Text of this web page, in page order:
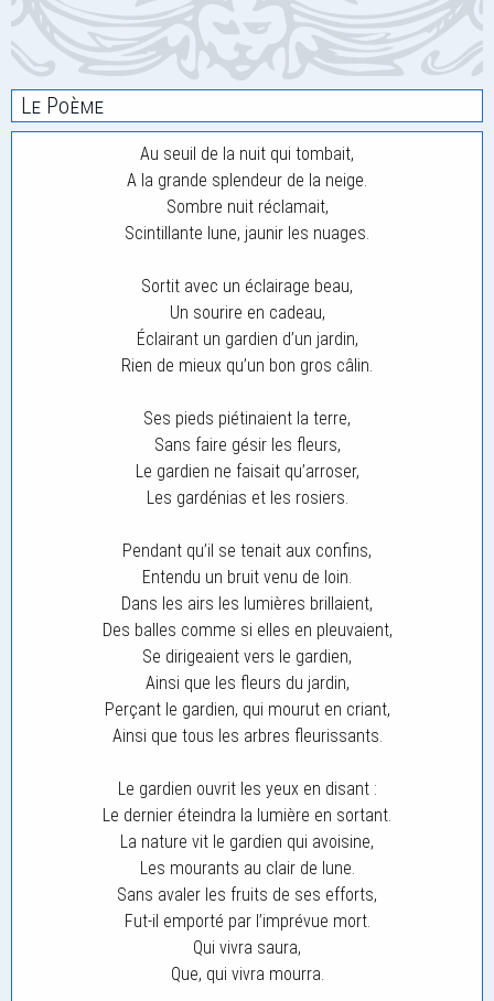
Le Poème
Au seuil de la nuit qui tombait,
A la grande splendeur de la neige.
Sombre nuit réclamait,
Scintillante lune, jaunir les nuages.
Sortit avec un éclairage beau,
Un sourire en cadeau,
Éclairant un gardien d’un jardin,
Rien de mieux qu’un bon gros câlin.
Ses pieds piétinaient la terre,
Sans faire gésir les fleurs,
Le gardien ne faisait qu’arroser,
Les gardénias et les rosiers.
Pendant qu’il se tenait aux confins,
Entendu un bruit venu de loin.
Dans les airs les lumières brillaient,
Des balles comme si elles en pleuvaient,
Se dirigeaient vers le gardien,
Ainsi que les fleurs du jardin,
Perçant le gardien, qui mourut en criant,
Ainsi que tous les arbres fleurissants.
Le gardien ouvrit les yeux en disant :
Le dernier éteindra la lumière en sortant.
La nature vit le gardien qui avoisine,
Les mourants au clair de lune.
Sans avaler les fruits de ses efforts,
Fut-il emporté par l’imprévue mort.
Qui vivra saura,
Que, qui vivra mourra.